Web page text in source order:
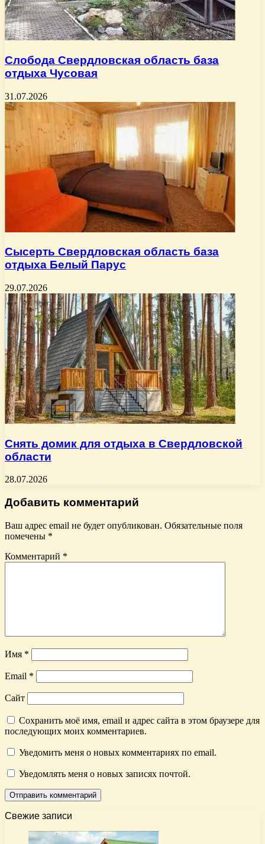
Слобода Свердловская область база
отдыха Чусовая
31.07.2026
Сысерть Свердловская область база
отдыха Белый Парус
29.07.2026
Снять домик для отдыха в Свердловской
области
28.07.2026
Добавить комментарий
Ваш адрес email не будет опубликован. Обязательные поля
помечены *
Комментарий *
Имя *
Email *
Сайт
Сохранить моё имя, email и адрес сайта в этом браузере для
последующих моих комментариев.
Уведомить меня о новых комментариях по email.
Уведомлять меня о новых записях почтой.
Свежие записи